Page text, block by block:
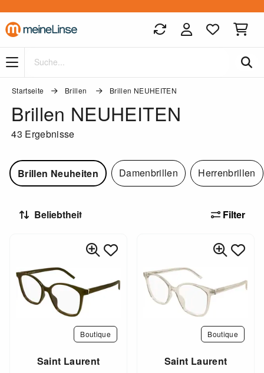
Zum Hauptinhalt springen
Startseite Brillen Brillen NEUHEITEN
Brillen NEUHEITEN
43 Ergebnisse
Brillen Neuheiten Damenbrillen Herrenbrillen
Filter
Boutique
Saint Laurent
Boutique
Saint Laurent